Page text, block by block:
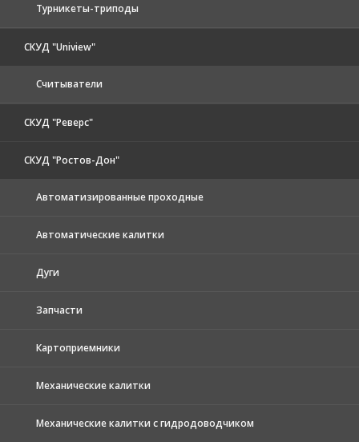
Турникеты-триподы
СКУД "Uniview"
Считыватели
СКУД "Реверс"
СКУД "Ростов-Дон"
Автоматизированные проходные
Автоматические калитки
Дуги
Запчасти
Картоприемники
Механические калитки
Механические калитки с гидродоводчиком